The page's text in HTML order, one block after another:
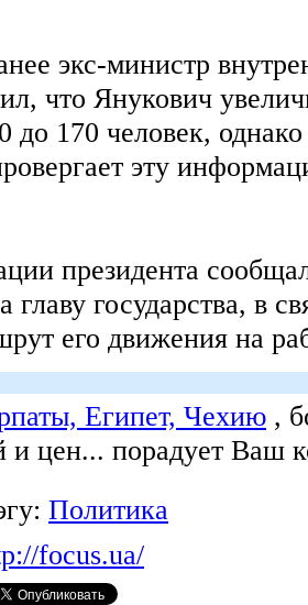
экс-министр
что Янукович
до 170 человек,
эту
президента
государства, в
его движения на
Египет, Чехию ,
и цен... порадует Ваш
Политика
focus.ua/